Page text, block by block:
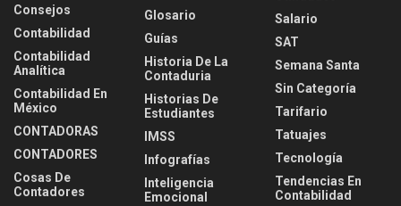
Consejos
Contabilidad
Contabilidad
Analítica
Contabilidad En
México
CONTADORAS
CONTADORES
Cosas De
Contadores
Glosario
Guías
Historia De La
Contaduria
Historias De
Estudiantes
IMSS
Infografías
Inteligencia
Emocional
Salario
SAT
Semana Santa
Sin Categoría
Tarifario
Tatuajes
Tecnología
Tendencias En
Contabilidad